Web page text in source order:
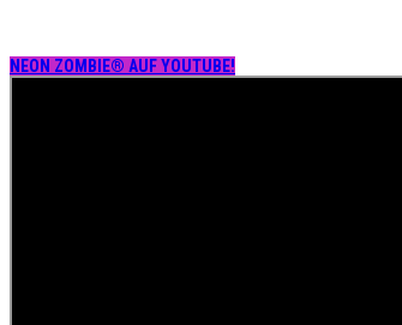
NEON ZOMBIE® AUF YOUTUBE!